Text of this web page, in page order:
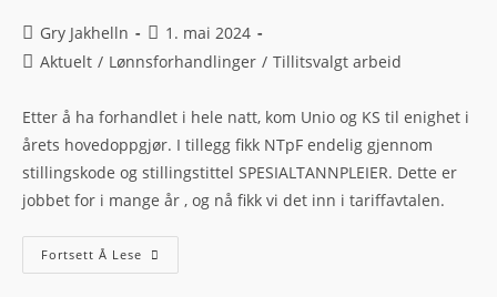
Gry Jakhelln
1. mai 2024
Aktuelt / Lønnsforhandlinger / Tillitsvalgt arbeid
Etter å ha forhandlet i hele natt, kom Unio og KS til enighet i
årets hovedoppgjør. I tillegg fikk NTpF endelig gjennom
stillingskode og stillingstittel SPESIALTANNPLEIER. Dette er
jobbet for i mange år , og nå fikk vi det inn i tariffavtalen.
Fortsett Å Lese